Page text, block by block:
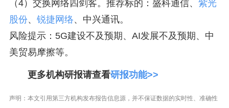
（4）交换网络四剑客。推荐标的：盛科通信、 紫光
股份、 锐捷网络、中兴通讯。
风险提示：5G建设不及预期、AI发展不及预期、中
美贸易摩擦等。
更多机构研报请查看研报功能>>
声明：本文引用第三方机构发布报告信息源，并不保证数据的实时性、准确性